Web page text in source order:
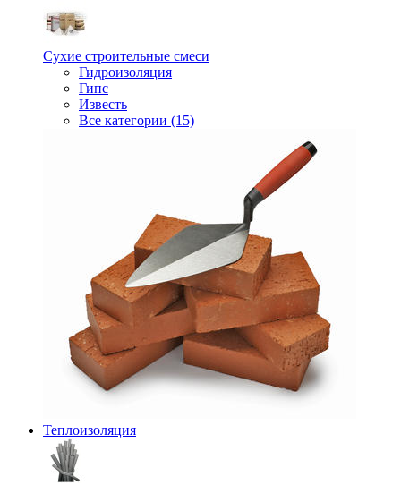
Сухие строительные смеси
Гидроизоляция
Гипс
Известь
Все категории (15)
Теплоизоляция